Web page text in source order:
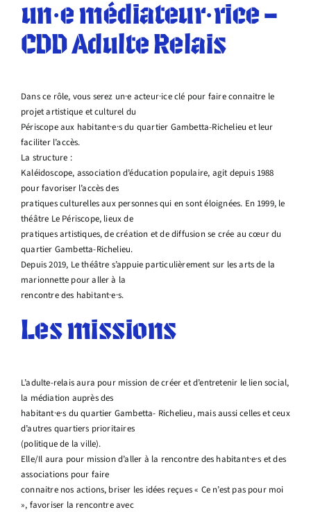
un·e médiateur·rice –
CDD Adulte Relais
Dans ce rôle, vous serez un·e acteur·ice clé pour faire connaitre le
projet artistique et culturel du
Périscope aux habitant·e·s du quartier Gambetta-Richelieu et leur
faciliter l’accès.
La structure :
Kaléidoscope, association d’éducation populaire, agit depuis 1988
pour favoriser l’accès des
pratiques culturelles aux personnes qui en sont éloignées. En 1999, le
théâtre Le Périscope, lieux de
pratiques artistiques, de création et de diffusion se crée au cœur du
quartier Gambetta-Richelieu.
Depuis 2019, Le théâtre s’appuie particulièrement sur les arts de la
marionnette pour aller à la
rencontre des habitant·e·s.
Les missions
L’adulte-relais aura pour mission de créer et d’entretenir le lien social,
la médiation auprès des
habitant·e·s du quartier Gambetta- Richelieu, mais aussi celles et ceux
d’autres quartiers prioritaires
(politique de la ville).
Elle/Il aura pour mission d’aller à la rencontre des habitant·e·s et des
associations pour faire
connaitre nos actions, briser les idées reçues « Ce n’est pas pour moi
», favoriser la rencontre avec